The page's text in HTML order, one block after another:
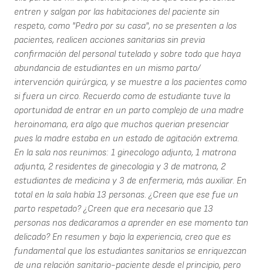
entren y salgan por las habitaciones del paciente sin
respeto, como "Pedro por su casa", no se presenten a los
pacientes, realicen acciones sanitarias sin previa
confirmación del personal tutelado y sobre todo que haya
abundancia de estudiantes en un mismo parto/
intervención quirúrgica, y se muestre a los pacientes como
si fuera un circo. Recuerdo como de estudiante tuve la
oportunidad de entrar en un parto complejo de una madre
heroinomana, era algo que muchos querian presenciar
pues la madre estaba en un estado de agitación extrema.
En la sala nos reunimos: 1 ginecologo adjunto, 1 matrona
adjunta, 2 residentes de ginecologia y 3 de matrona, 2
estudiantes de medicina y 3 de enfermeria, más auxiliar. En
total en la sala había 13 personas. ¿Creen que ese fue un
parto respetado? ¿Creen que era necesario que 13
personas nos dedicaramos a aprender en ese momento tan
delicado? En resumen y bajo la experiencia, creo que es
fundamental que los estudiantes sanitarios se enriquezcan
de una relación sanitario-paciente desde el principio, pero